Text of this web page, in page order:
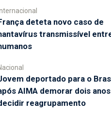
deteta novo caso de
transmissível
deportado para o
AIMA demorar dois
reagrupamento